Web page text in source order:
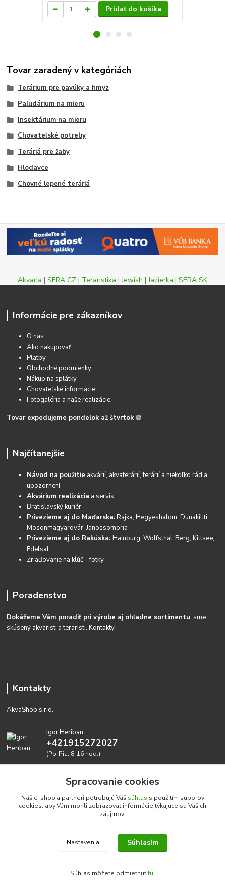
Pridať do košíka
Tovar zaradený v kategóriách
Terárium pre pavúky a hmyz
Paludárium na mieru
Insektárium na mieru
Chovateľské potreby
Teráriá pre žaby
Hlodavce
Chovné lepené teráriá
Akvaria | SERA CZ | Teraristika |Jewish |Jazierka | SERA SK
Informácie pre zákazníkov
O nás
Ako nakupovať
Platby
Obchodné podmienky
Nákup na splátky
Chovateľské informácie
Fotogaléria a naše realizácie
Tovar expedujeme pondelok až štvrtok 🟢
Najčítanejšie
Návod na použitie akvárií, akvaterárií, terárií a niekoľko rád a
upozornení
Akvárium realizácia a servis
Bratislavský kuriér
Privezieme aj do Maďarska:Rajka, Hegyeshalom, Dunakiliti,
Mosonmagyarovár, Janossomoria
Privezieme aj do Rakúska:Hainburg, Wolfsthal, Berg, Kittsee,
Edelsal
Zriaďovanie na kĺúč - fotky
Poradenstvo
Dokážeme Vám poradiť pri výrobe aj ohľadne sortimentu, sme
skúsený akvaristi a teraristi.Kontakty
Kontakty
AkvaShop s.r.o.
Igor Heriban
+421915272027
(Po-Pia, 8-16 hod.)
Realizujeme prírodné akvária: AkvaShop s.r.o. • IBAN:
SK3911000000002947087849
Spracovanie cookies
Náš e-shop a partneri potrebujú Váš súhlas s použitím súborov
cookies, aby Vám mohli zobrazovať informácie týkajúce sa Vašich
záujmov.
Nastavenia Súhlasím
Súhlas môžete odmietnuťtu.